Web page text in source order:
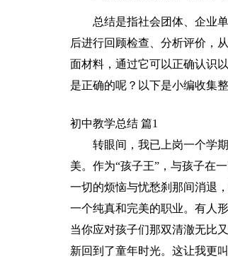
总结是指社会团体、企业
后进行回顾检查、分析评价，
面材料，通过它可以正确认识
是正确的呢？以下是小编收集
初中教学总结 篇1
转眼间，我已上岗一个学
美。作为“孩子王”，与孩子在
一切的烦恼与忧愁刹那间消退
一个纯真和完美的职业。有人
当你应对孩子们那双清澈无比
新回到了童年时光。这让我更